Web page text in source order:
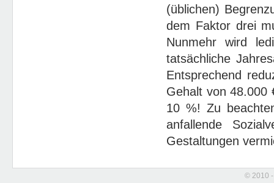
(üblichen)
dem Faktor drei
Nunmehr wird
tatsächliche
Entsprechend
Gehalt von 48.000
10 %! Zu
anfallende
Gestaltungen
© 2010